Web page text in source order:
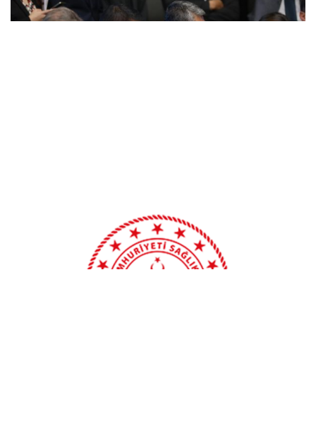
Sağlık Bakanlığı: 115 Yataklı ÇOSB Kapaklı
Devlet Hastanesi hizmete giriyor